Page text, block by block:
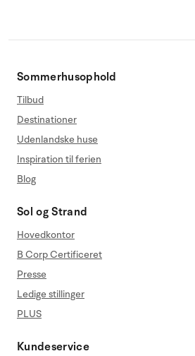
Sommerhusophold
Tilbud
Destinationer
Udenlandske huse
Inspiration til ferien
Blog
Sol og Strand
Hovedkontor
B Corp Certificeret
Presse
Ledige stillinger
PLUS
Kundeservice